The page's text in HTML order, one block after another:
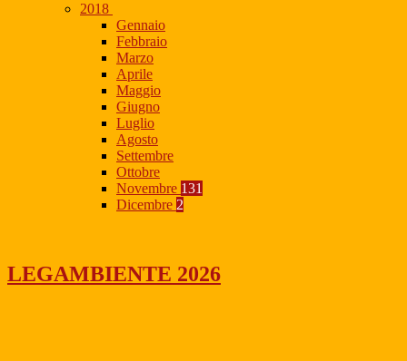
2018
Gennaio
Febbraio
Marzo
Aprile
Maggio
Giugno
Luglio
Agosto
Settembre
Ottobre
Novembre 131
Dicembre 2
LEGAMBIENTE 2026